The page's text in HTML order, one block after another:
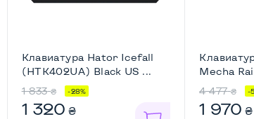
Клавиатура Hator Icefall
(HTK402UA) Black US ...
1 833 ₴ -28%
1 320 ₴
Mecha
4 477 ₴ -
1 970 ₴